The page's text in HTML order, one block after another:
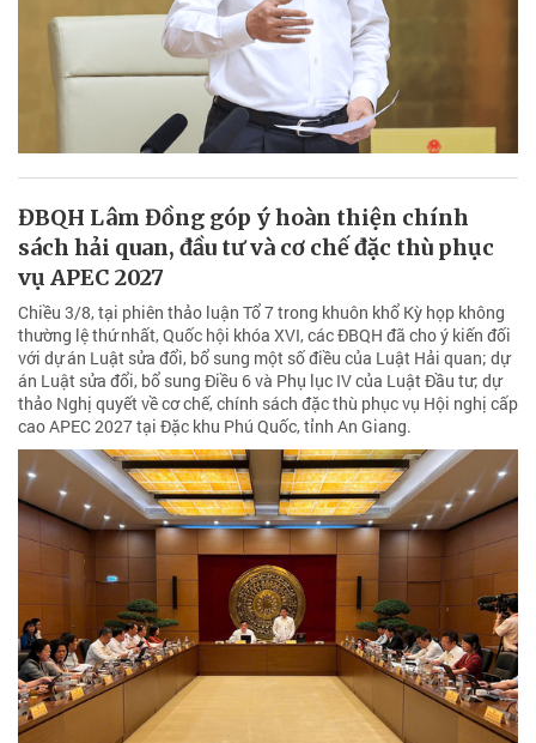
ĐBQH Lâm Đồng góp ý hoàn thiện chính
sách hải quan, đầu tư và cơ chế đặc thù phục
vụ APEC 2027
Chiều 3/8, tại phiên thảo luận Tổ 7 trong khuôn khổ Kỳ họp không
thường lệ thứ nhất, Quốc hội khóa XVI, các ĐBQH đã cho ý kiến đối
với dự án Luật sửa đổi, bổ sung một số điều của Luật Hải quan; dự
án Luật sửa đổi, bổ sung Điều 6 và Phụ lục IV của Luật Đầu tư; dự
thảo Nghị quyết về cơ chế, chính sách đặc thù phục vụ Hội nghị cấp
cao APEC 2027 tại Đặc khu Phú Quốc, tỉnh An Giang.